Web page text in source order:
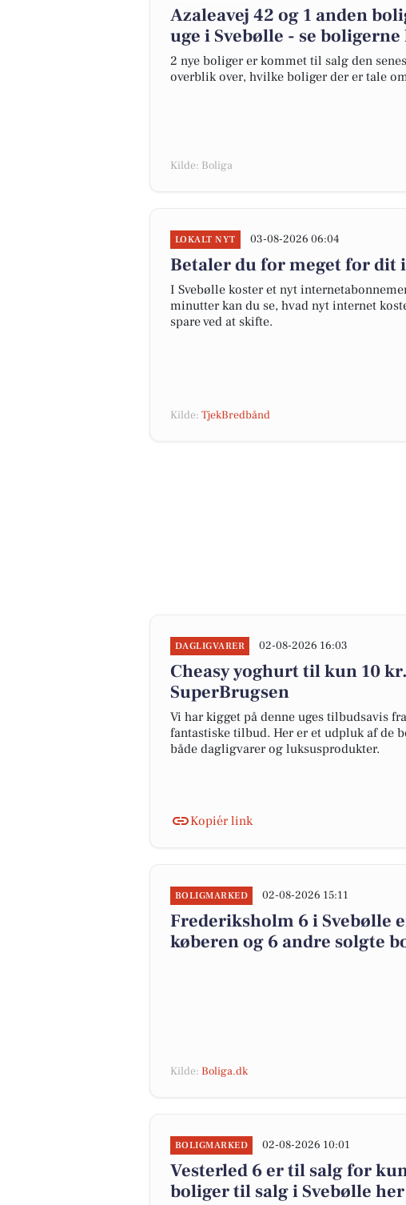
Azaleavej 42 og 1 anden
uge i Svebølle - se boligerne
2 nye boliger er kommet til salg den
overblik over, hvilke boliger der er tale
Kilde: Boliga
LOKALT NYT 03-08-2026 06:04
Betaler du for meget for dit
I Svebølle koster et nyt
minutter kan du se, hvad nyt internet
spare ved at skifte.
Kilde: TjekBredbånd
DAGLIGVARER 02-08-2026 16:03
Cheasy yoghurt til kun 10
SuperBrugsen
Vi har kigget på denne uges tilbudsavis
fantastiske tilbud. Her er et udpluk af de
både dagligvarer og luksusprodukter.
Kopiér link
BOLIGMARKED 02-08-2026 15:11
Frederiksholm 6 i Svebølle
køberen og 6 andre solgte
Kilde: Boliga.dk
BOLIGMARKED 02-08-2026 10:01
Vesterled 6 er til salg for
boliger til salg i Svebølle her